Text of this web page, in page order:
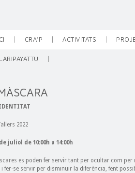
CRA’P ACTIVITATS
2022
juliol de 10:00h a 14:00h
es poden fer servir tant per ocultar com
i fer-se servir per disminuir la diferència, fent